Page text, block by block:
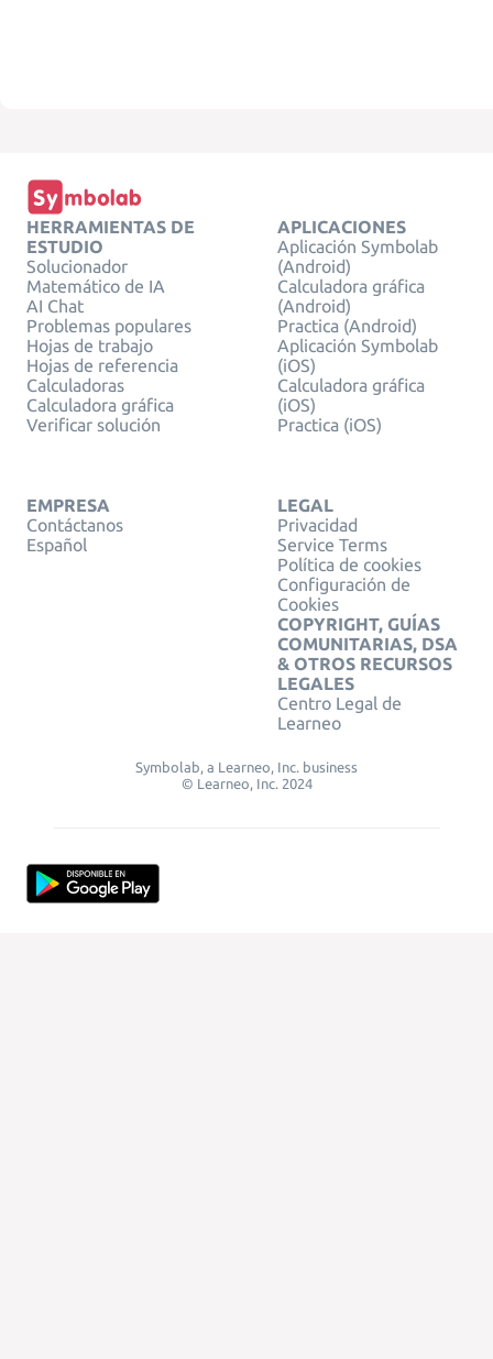
HERRAMIENTAS DE
ESTUDIO
Solucionador
Matemático de IA
AI Chat
Problemas populares
Hojas de trabajo
Hojas de referencia
Calculadoras
Calculadora gráfica
Verificar solución
APLICACIONES
Aplicación Symbolab
(Android)
Calculadora gráfica
(Android)
Practica (Android)
Aplicación Symbolab
(iOS)
Calculadora gráfica
(iOS)
Practica (iOS)
EMPRESA
Contáctanos
Español
LEGAL
Privacidad
Service Terms
Política de cookies
Configuración de
Cookies
COPYRIGHT, GUÍAS
COMUNITARIAS, DSA
& OTROS RECURSOS
LEGALES
Centro Legal de
Learneo
Symbolab, a Learneo, Inc. business
© Learneo, Inc. 2024